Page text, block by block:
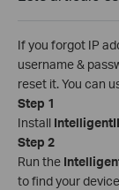
If you forgot IP
username &
reset it. You can
Step 1
Install Intelligent
Step 2
Run the
to find your